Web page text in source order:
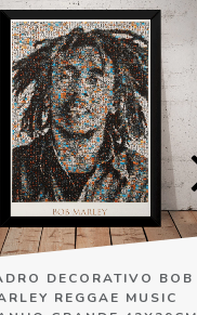
DECORATIVO BOB
REGGAE MUSIC